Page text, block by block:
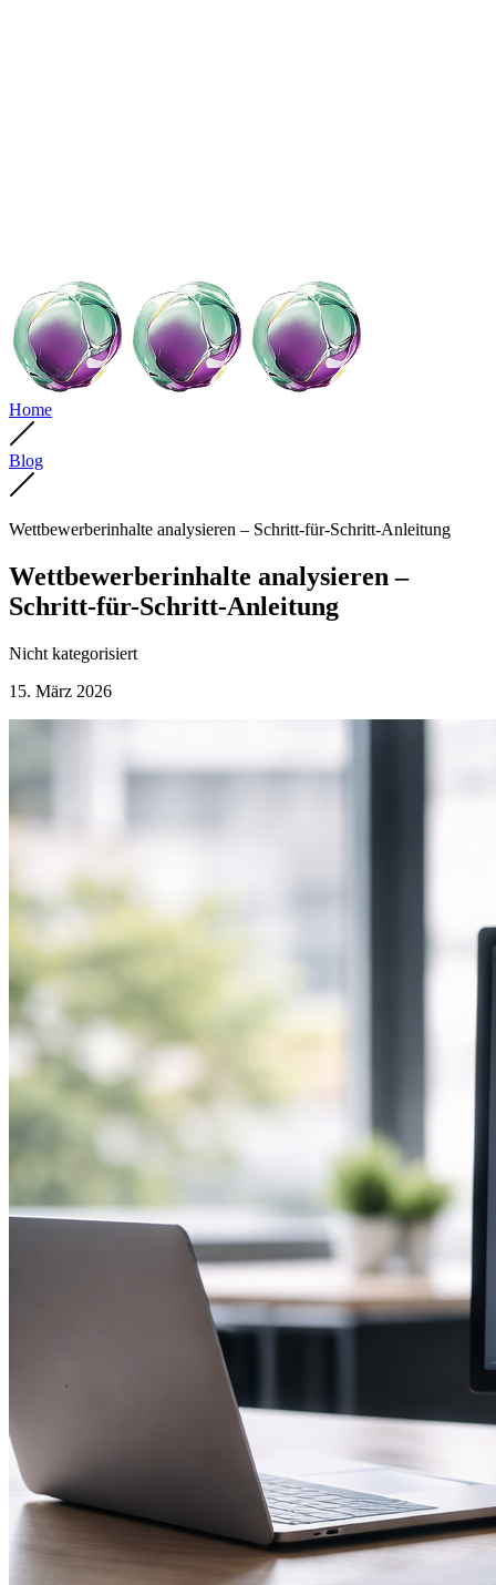
Home
Blog
Wettbewerberinhalte analysieren – Schritt-für-Schritt-Anleitung
Wettbewerberinhalte analysieren –
Schritt-für-Schritt-Anleitung
Nicht kategorisiert
15. März 2026